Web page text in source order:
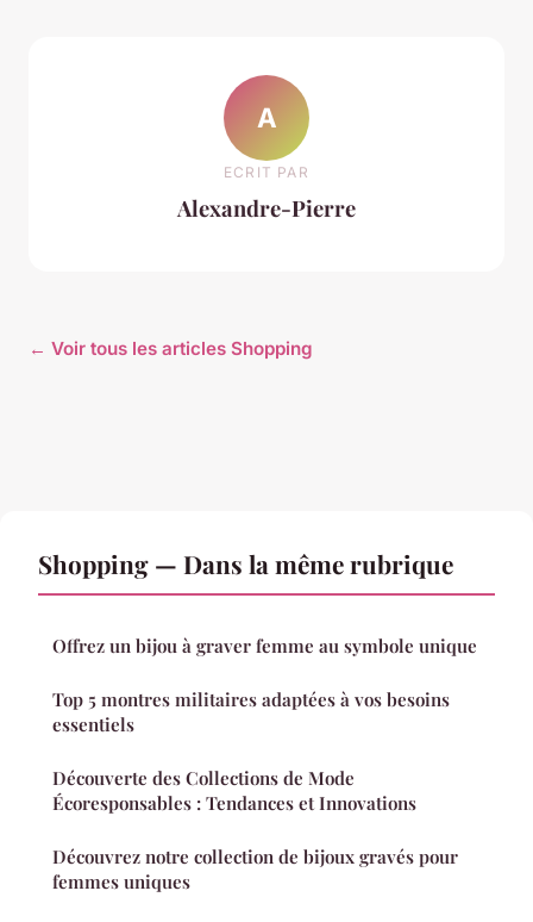
A
ECRIT PAR
Alexandre-Pierre
← Voir tous les articles Shopping
Shopping — Dans la même rubrique
Offrez un bijou à graver femme au symbole unique
Top 5 montres militaires adaptées à vos besoins
essentiels
Découverte des Collections de Mode
Écoresponsables : Tendances et Innovations
Découvrez notre collection de bijoux gravés pour
femmes uniques